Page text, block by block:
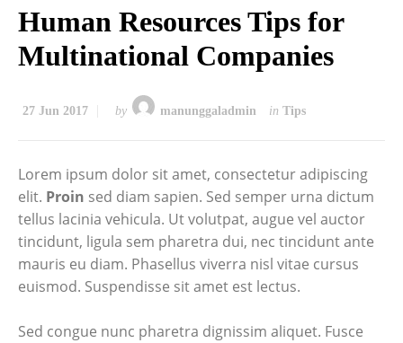
Human Resources Tips for
Multinational Companies
27 Jun 2017 by manunggaladmin in Tips
Lorem ipsum dolor sit amet, consectetur adipiscing
elit. Proin sed diam sapien. Sed semper urna dictum
tellus lacinia vehicula. Ut volutpat, augue vel auctor
tincidunt, ligula sem pharetra dui, nec tincidunt ante
mauris eu diam. Phasellus viverra nisl vitae cursus
euismod. Suspendisse sit amet est lectus.
Sed congue nunc pharetra dignissim aliquet. Fusce